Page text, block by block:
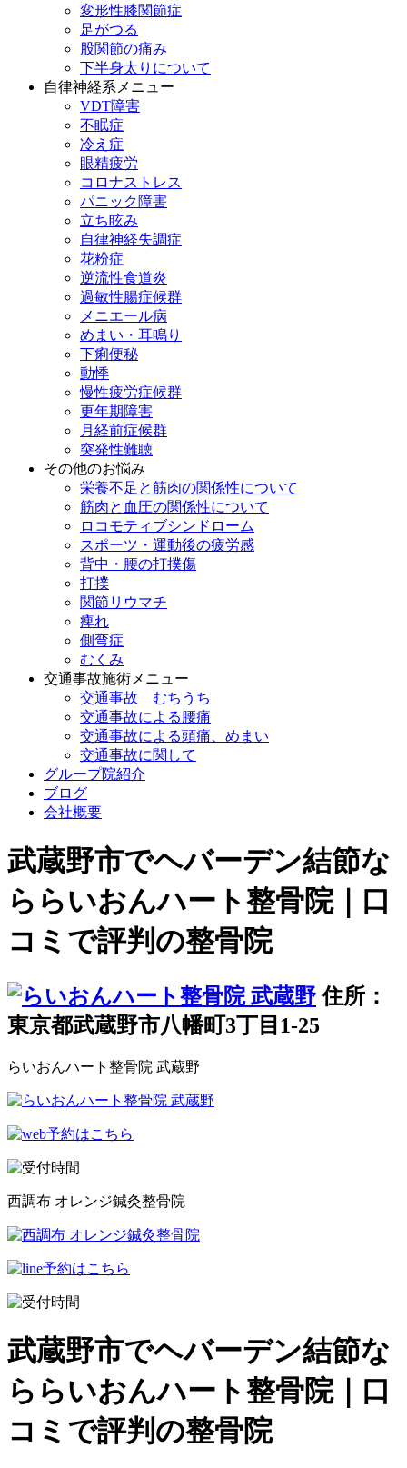
変形性膝関節症
足がつる
股関節の痛み
下半身太りについて
自律神経系メニュー
VDT障害
不眠症
冷え症
眼精疲労
コロナストレス
パニック障害
立ち眩み
自律神経失調症
花粉症
逆流性食道炎
過敏性腸症候群
メニエール病
めまい・耳鳴り
下痢便秘
動悸
慢性疲労症候群
更年期障害
月経前症候群
突発性難聴
その他のお悩み
栄養不足と筋肉の関係性について
筋肉と血圧の関係性について
ロコモティブシンドローム
スポーツ・運動後の疲労感
背中・腰の打撲傷
打撲
関節リウマチ
痺れ
側弯症
むくみ
交通事故施術メニュー
交通事故 むちうち
交通事故による腰痛
交通事故による頭痛、めまい
交通事故に関して
グループ院紹介
ブログ
会社概要
武蔵野市でヘバーデン結節な
ららいおんハート整骨院｜口
コミで評判の整骨院
住所：
東京都武蔵野市八幡町3丁目1-25
らいおんハート整骨院 武蔵野
西調布 オレンジ鍼灸整骨院
武蔵野市でヘバーデン結節な
ららいおんハート整骨院｜口
コミで評判の整骨院